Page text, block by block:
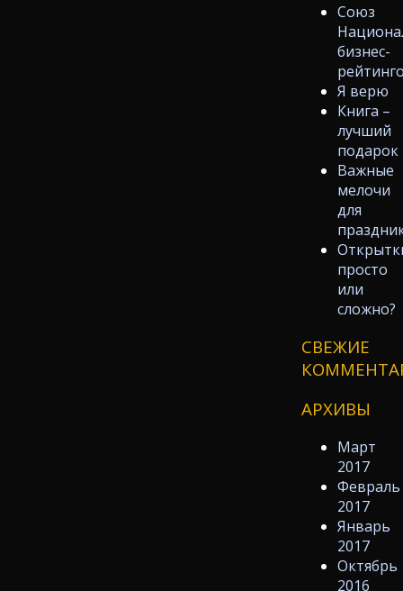
Союз
бизнес-
Я верю
Книга –
лучший
подарок
Важные
мелочи
для
просто
или
сложно?
СВЕЖИЕ
АРХИВЫ
Март
2017
Февраль
2017
Январь
2017
Октябрь
2016